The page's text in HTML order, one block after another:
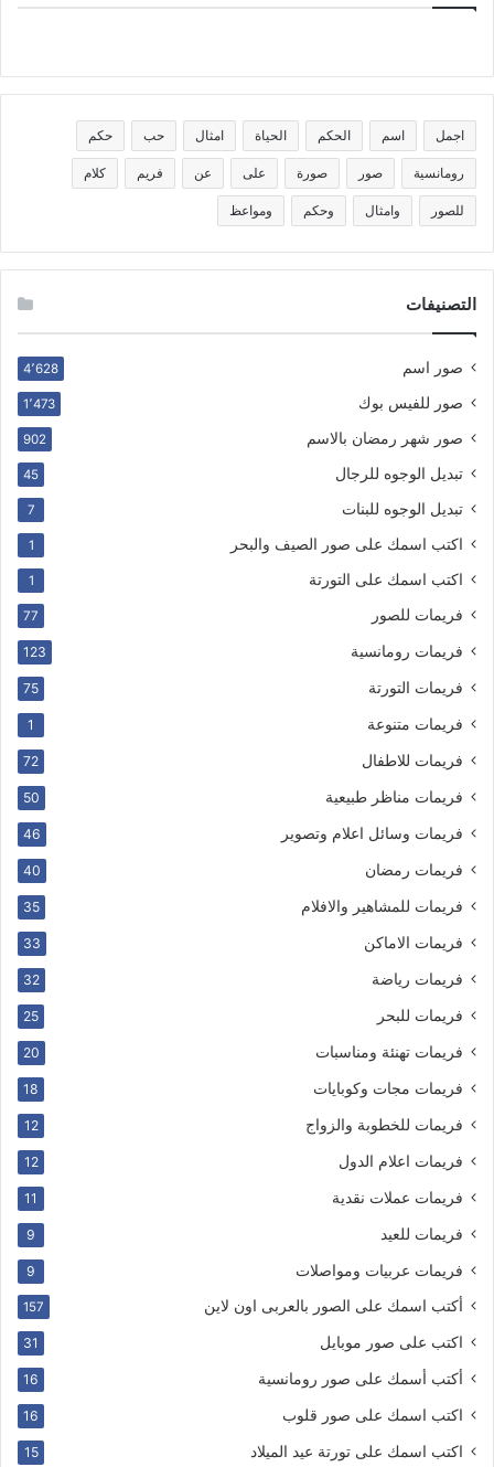
اجمل اسم الحكم الحياة امثال حب حكم
رومانسية صور صورة على عن فريم كلام
للصور وامثال وحكم ومواعظ
التصنيفات
صور اسم 4٬628
صور للفيس بوك 1٬473
صور شهر رمضان بالاسم 902
تبديل الوجوه للرجال 45
تبديل الوجوه للبنات 7
اكتب اسمك على صور الصيف والبحر 1
اكتب اسمك على التورتة 1
فريمات للصور 77
فريمات رومانسية 123
فريمات التورتة 75
فريمات متنوعة 1
فريمات للاطفال 72
فريمات مناظر طبيعية 50
فريمات وسائل اعلام وتصوير 46
فريمات رمضان 40
فريمات للمشاهير والافلام 35
فريمات الاماكن 33
فريمات رياضة 32
فريمات للبحر 25
فريمات تهنئة ومناسبات 20
فريمات مجات وكوبايات 18
فريمات للخطوبة والزواج 12
فريمات اعلام الدول 12
فريمات عملات نقدية 11
فريمات للعيد 9
فريمات عربيات ومواصلات 9
أكتب اسمك على الصور بالعربى اون لاين 157
اكتب على صور موبايل 31
أكتب أسمك على صور رومانسية 16
اكتب اسمك على صور قلوب 16
اكتب اسمك على تورتة عيد الميلاد 15